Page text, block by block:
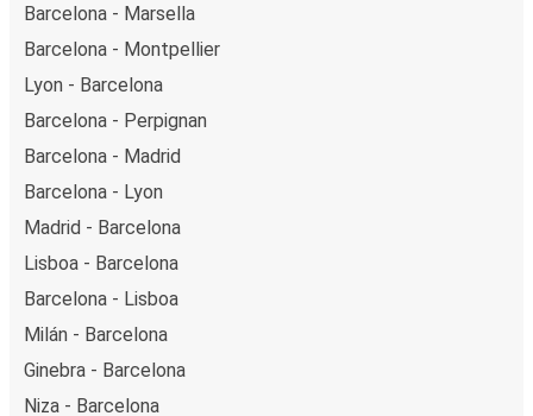
Barcelona - Marsella
Barcelona - Montpellier
Lyon - Barcelona
Barcelona - Perpignan
Barcelona - Madrid
Barcelona - Lyon
Madrid - Barcelona
Lisboa - Barcelona
Barcelona - Lisboa
Milán - Barcelona
Ginebra - Barcelona
Niza - Barcelona